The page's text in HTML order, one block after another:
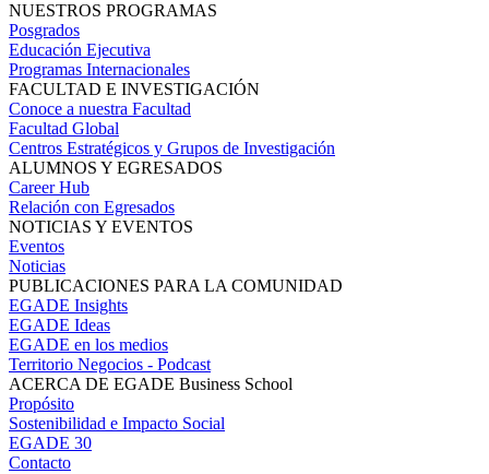
NUESTROS PROGRAMAS
Posgrados
Educación Ejecutiva
Programas Internacionales
FACULTAD E INVESTIGACIÓN
Conoce a nuestra Facultad
Facultad Global
Centros Estratégicos y Grupos de Investigación
ALUMNOS Y EGRESADOS
Career Hub
Relación con Egresados
NOTICIAS Y EVENTOS
Eventos
Noticias
PUBLICACIONES PARA LA COMUNIDAD
EGADE Insights
EGADE Ideas
EGADE en los medios
Territorio Negocios - Podcast
ACERCA DE EGADE Business School
Propósito
Sostenibilidad e Impacto Social
EGADE 30
Contacto